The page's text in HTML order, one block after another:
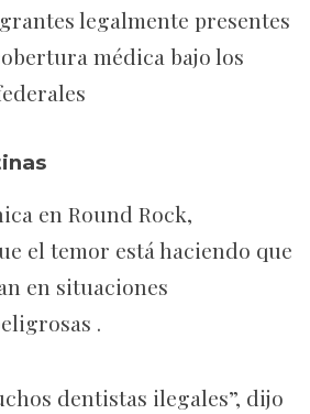
legalmente presentes
médica bajo los
en Round Rock,
el temor está haciendo que
en situaciones
.
dentistas ilegales”, dijo